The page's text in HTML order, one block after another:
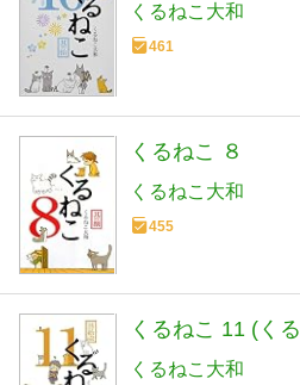
くるねこ大和
461
くるねこ ８
くるねこ大和
455
くるねこ 11 (く
くるねこ大和